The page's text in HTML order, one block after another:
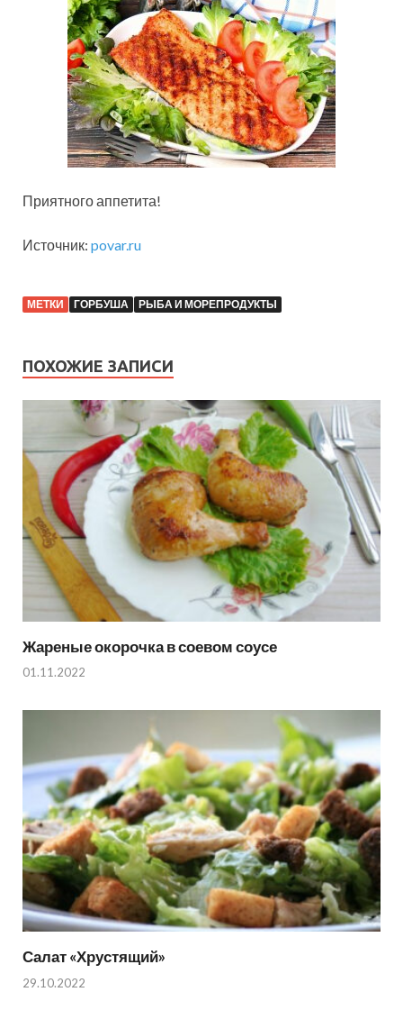
Приятного аппетита!
Источник: povar.ru
МЕТКИ ГОРБУША РЫБА И МОРЕПРОДУКТЫ
ПОХОЖИЕ ЗАПИСИ
Жареные окорочка в соевом соусе
01.11.2022
Салат «Хрустящий»
29.10.2022